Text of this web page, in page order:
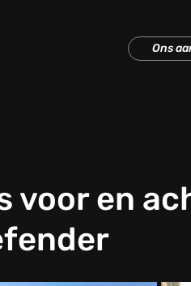
Ons
voor en